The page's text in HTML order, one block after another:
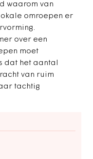
waarom van
omroepen er
over een
moet
dat het aantal
van ruim
tachtig